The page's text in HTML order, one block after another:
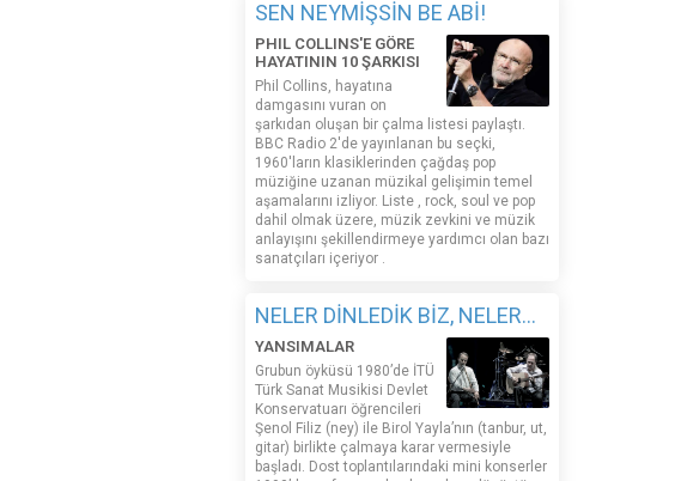
SEN NEYMİŞSİN BE ABİ!
PHIL COLLINS'E GÖRE
HAYATININ 10 ŞARKISI
Phil Collins, hayatına
damgasını vuran on
şarkıdan oluşan bir çalma listesi paylaştı.
BBC Radio 2'de yayınlanan bu seçki,
1960'ların klasiklerinden çağdaş pop
müziğine uzanan müzikal gelişimin temel
aşamalarını izliyor. Liste , rock, soul ve pop
dahil olmak üzere, müzik zevkini ve müzik
anlayışını şekillendirmeye yardımcı olan bazı
sanatçıları içeriyor .
NELER DİNLEDİK BİZ, NELER...
YANSIMALAR
Grubun öyküsü 1980’de İTÜ
Türk Sanat Musikisi Devlet
Konservatuarı öğrencileri
Şenol Filiz (ney) ile Birol Yayla’nın (tanbur, ut,
gitar) birlikte çalmaya karar vermesiyle
başladı. Dost toplantılarındaki mini konserler